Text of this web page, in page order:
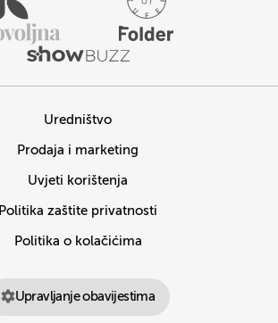
Uredništvo
Prodaja i marketing
Uvjeti korištenja
Politika zaštite privatnosti
Politika o kolačićima
Upravljanje obavijestima